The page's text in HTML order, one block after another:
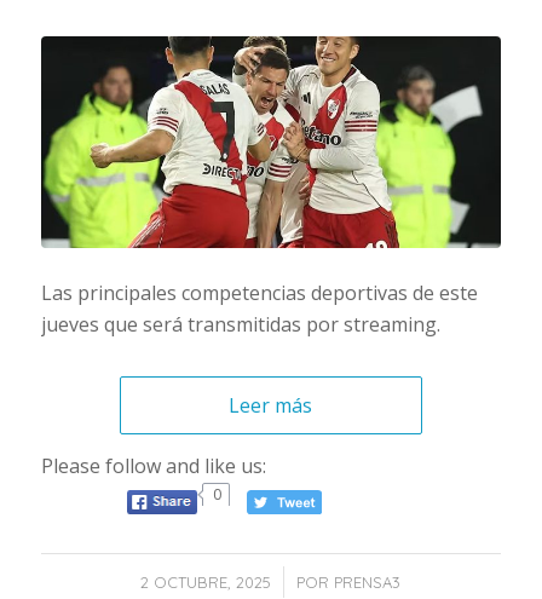
Las principales competencias deportivas de este
jueves que será transmitidas por streaming.
Leer más
Please follow and like us:
0
2 OCTUBRE, 2025
/ POR PRENSA3